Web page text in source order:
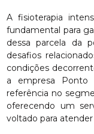
A fisioterapia
fundamental para
dessa parcela da
desafios
condições
a empresa Ponto
referência no
oferecendo um
voltado para